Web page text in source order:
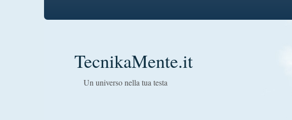
TecnikaMente.it
Un universo nella tua testa